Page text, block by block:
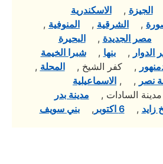
الجيزة ,الاسكندرية
, الشرقية , المنوفية ,
مصر الجديدة ,البحيرة
الدوار ,بنها ,شبرا الخيمة
, كفر الشيخ ,المحلة ,
نصر , , الاسماعيلية
السادات , مدينة بدر
زايد ,6 اكتوبر ,بني سويف